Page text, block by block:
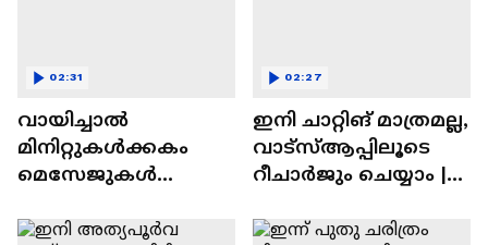
വായിച്ചാൽ
മിനിറ്റുകൾക്കകം
മെസേജുകള്‍
WhatsApp | Tech Talk
02:31
ഇനി ചാറ്റിങ് മാത്രമല്ല,
വാട്‌സ്‌ആപ്പിലൂടെ
റീചാർജും ചെയ്യാം |
Tech Talk
02:27